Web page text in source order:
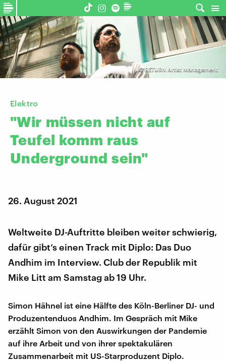
©RETURN Artist Management
Elektro
"Wir müssen nicht auf
Teufel komm raus
Underground sein"
26. August 2021
Weltweite DJ-Auftritte bleiben weiter schwierig,
dafür gibt‘s einen Track mit Diplo: Das Duo
Andhim im Interview. Club der Republik mit
Mike Litt am Samstag ab 19 Uhr.
Simon Hähnel ist eine Hälfte des Köln-Berliner DJ- und
Produzentenduos Andhim. Im Gespräch mit Mike
erzählt Simon von den Auswirkungen der Pandemie
auf ihre Arbeit und von ihrer spektakulären
Zusammenarbeit mit US-Starproduzent Diplo.